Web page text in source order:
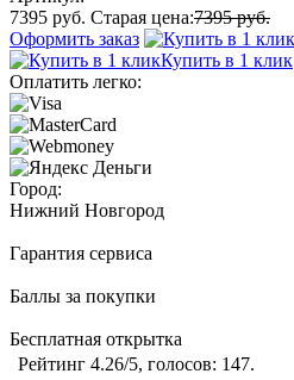
7395 руб. Старая цена:7395 руб.
Оформить заказ
Купить в 1 клик
Оплатить легко:
Город:
Нижний Новгород
Гарантия сервиса
Баллы за покупки
Бесплатная открытка
Рейтинг 4.26/5, голосов: 147.